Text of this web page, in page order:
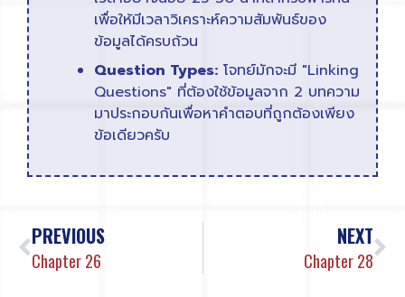
เพื่อให้มีเวลาวิเคราะห์ความสัมพันธ์ของ
ข้อมูลได้ครบถ้วน
Question Types: โจทย์มักจะมี "Linking
Questions" ที่ต้องใช้ข้อมูลจาก 2 บทความ
มาประกอบกันเพื่อหาคำตอบที่ถูกต้องเพียง
ข้อเดียวครับ
PREVIOUS
Chapter 26
NEXT
Chapter 28